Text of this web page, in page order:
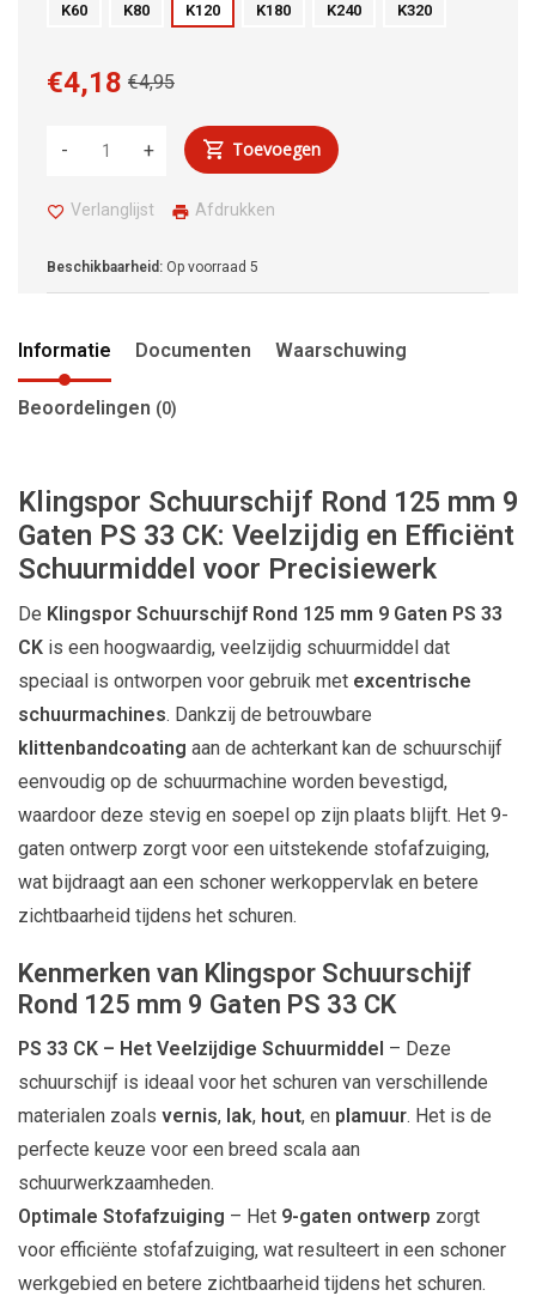
K60 K80 K120 K180 K240 K320
€4,95
€4,18
+
- Toevoegen
Verlanglijst Afdrukken
Beschikbaarheid: Op voorraad 5
Informatie Documenten Waarschuwing
Beoordelingen (0)
Klingspor Schuurschijf Rond 125 mm 9
Gaten PS 33 CK: Veelzijdig en Efficiënt
Schuurmiddel voor Precisiewerk
De Klingspor Schuurschijf Rond 125 mm 9 Gaten PS 33
CK is een hoogwaardig, veelzijdig schuurmiddel dat
speciaal is ontworpen voor gebruik met excentrische
schuurmachines. Dankzij de betrouwbare
klittenbandcoating aan de achterkant kan de schuurschijf
eenvoudig op de schuurmachine worden bevestigd,
waardoor deze stevig en soepel op zijn plaats blijft. Het 9-
gaten ontwerp zorgt voor een uitstekende stofafzuiging,
wat bijdraagt aan een schoner werkoppervlak en betere
zichtbaarheid tijdens het schuren.
Kenmerken van Klingspor Schuurschijf
Rond 125 mm 9 Gaten PS 33 CK
PS 33 CK – Het Veelzijdige Schuurmiddel – Deze
schuurschijf is ideaal voor het schuren van verschillende
materialen zoals vernis, lak, hout, en plamuur. Het is de
perfecte keuze voor een breed scala aan
schuurwerkzaamheden.
Optimale Stofafzuiging – Het 9-gaten ontwerp zorgt
voor efficiënte stofafzuiging, wat resulteert in een schoner
werkgebied en betere zichtbaarheid tijdens het schuren.